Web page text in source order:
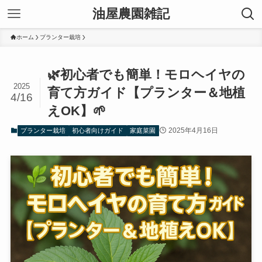
油屋農園雑記
ホーム プランター栽培
🌿初心者でも簡単！モロヘイヤの
育て方ガイド【プランター＆地植
えOK】🌱
2025
4/16
プランター栽培 初心者向けガイド 家庭菜園 2025年4月16日